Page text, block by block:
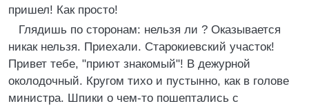
пришел! Как просто!
Глядишь по сторонам: нельзя ли ? Оказывается
никак нельзя. Приехали. Старокиевский участок!
Привет тебе, "приют знакомый"! В дежурной
околодочный. Кругом тихо и пустынно, как в голове
министра. Шпики о чем-то пошептались с